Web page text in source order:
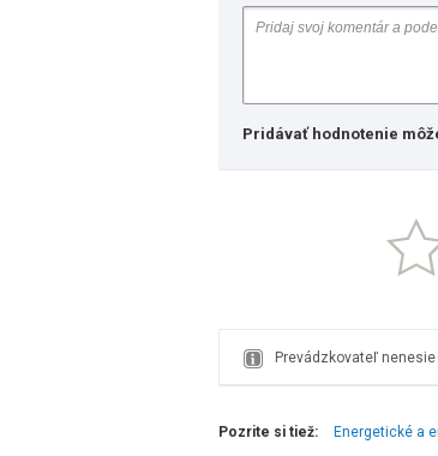
Pridávať hodnotenie
Prevádzkovateľ
Pozrite si tiež: Energetické a